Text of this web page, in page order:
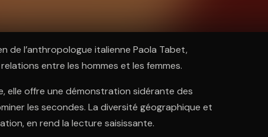
l’anthropologue italienne Paola Tabet,
entre les hommes et les femmes.
elle offre une démonstration sidérante des
les secondes. La diversité géographique et
en rend la lecture saisissante.